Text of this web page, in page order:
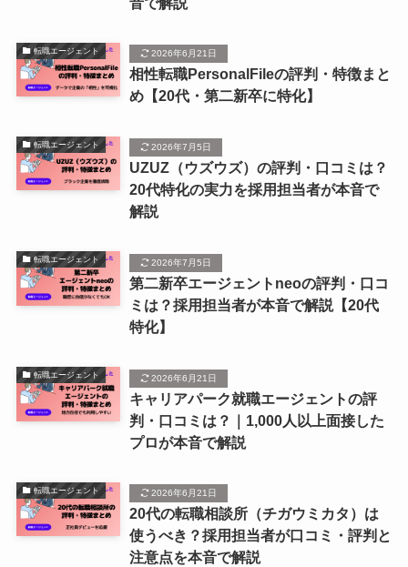
転職エージェント
相性転職PersonalFileの評判・特徴まと
め【20代・第二新卒に特化】
2026年6月21日
転職エージェント
UZUZ（ウズウズ）の評判・口コミは？
20代特化の実力を採用担当者が本音で
解説
2026年7月5日
転職エージェント
第二新卒エージェントneoの評判・口コ
ミは？採用担当者が本音で解説【20代
特化】
2026年7月5日
転職エージェント
キャリアパーク就職エージェントの評
判・口コミは？｜1,000人以上面接した
プロが本音で解説
2026年6月21日
転職エージェント
20代の転職相談所（チガウミカタ）は
使うべき？採用担当者が口コミ・評判と
注意点を本音で解説
2026年6月21日